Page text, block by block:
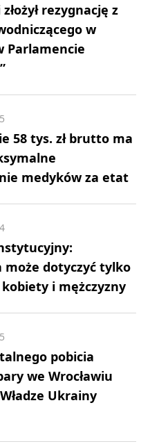
rezygnację z
w
Parlamencie
58 tys. zł brutto ma
medyków za etat
może dotyczyć tylko
i mężczyzny
pobicia
we Wrocławiu
Ukrainy